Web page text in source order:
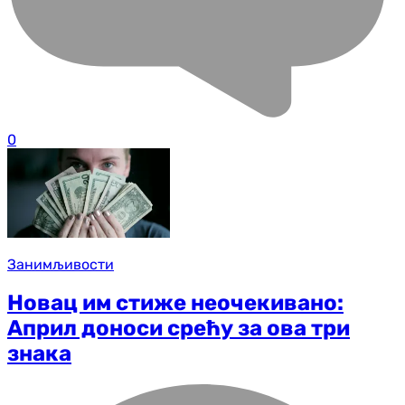
0
Занимљивости
Новац им стиже неочекивано:
Април доноси срећу за ова три
знака